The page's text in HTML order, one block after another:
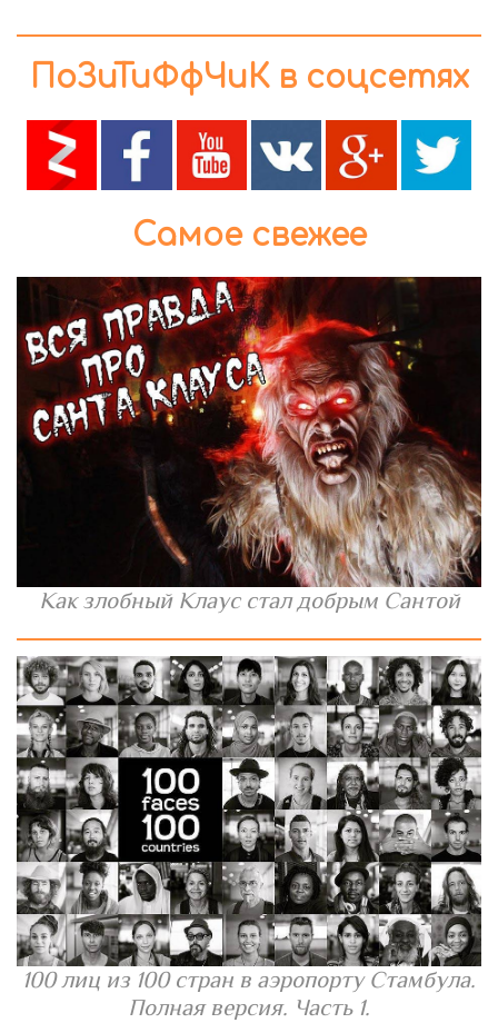
ПоЗиТиФфЧиК в соцсетях
Самое свежее
Как злобный Клаус стал добрым Сантой
100 лиц из 100 стран в аэропорту Стамбула.
Полная версия. Часть 1.